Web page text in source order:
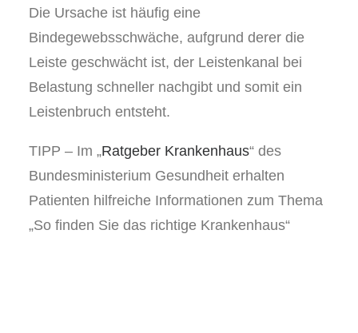
Die Ursache ist häufig eine
Bindegewebsschwäche, aufgrund derer die
Leiste geschwächt ist, der Leistenkanal bei
Belastung schneller nachgibt und somit ein
Leistenbruch entsteht.
TIPP – Im „Ratgeber Krankenhaus“ des
Bundesministerium Gesundheit erhalten
Patienten hilfreiche Informationen zum Thema
„So finden Sie das richtige Krankenhaus“